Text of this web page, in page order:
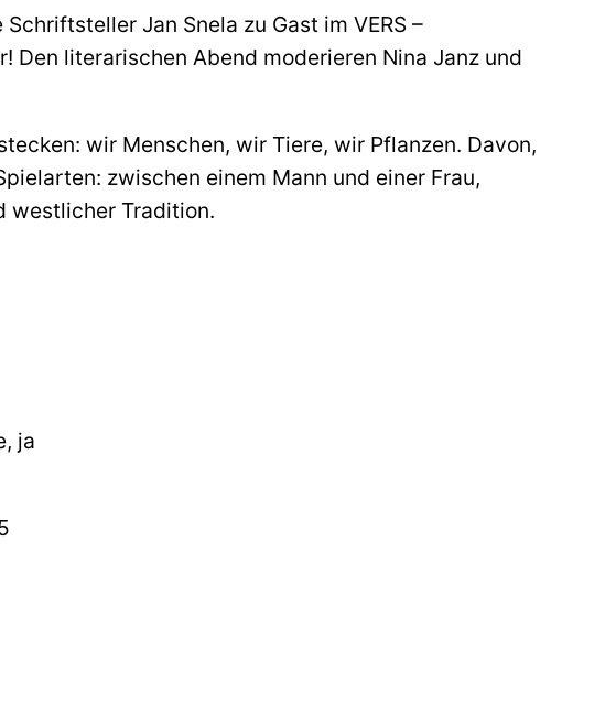
Jan Snela zu Gast im VERS –
Den literarischen Abend moderieren Nina Janz und
wir Menschen, wir Tiere, wir Pflanzen. Davon,
zwischen einem Mann und einer Frau,
westlicher Tradition.
ja